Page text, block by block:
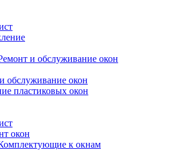
и обслуживание окон
обслуживание окон
пластиковых окон
окон
к окнам